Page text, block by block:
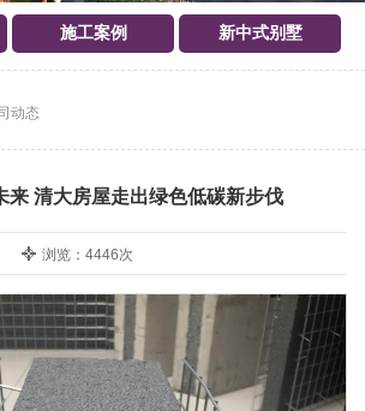
施工案例 新中式别墅
动态
来 清大房屋走出绿色低碳新步伐
浏览：4446次